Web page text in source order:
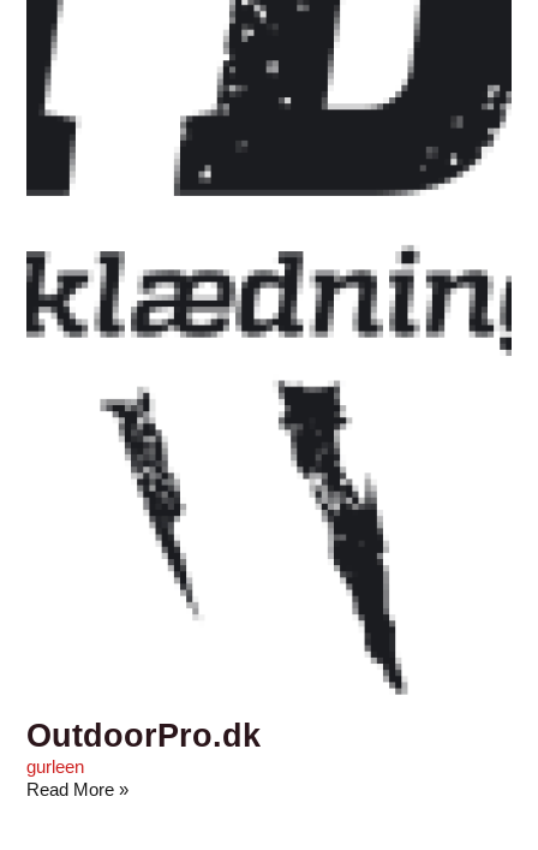
OutdoorPro.dk
gurleen
Read More »